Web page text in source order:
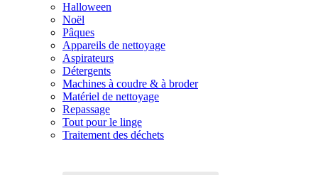
Halloween
Noël
Pâques
Appareils de nettoyage
Aspirateurs
Détergents
Machines à coudre & à broder
Matériel de nettoyage
Repassage
Tout pour le linge
Traitement des déchets